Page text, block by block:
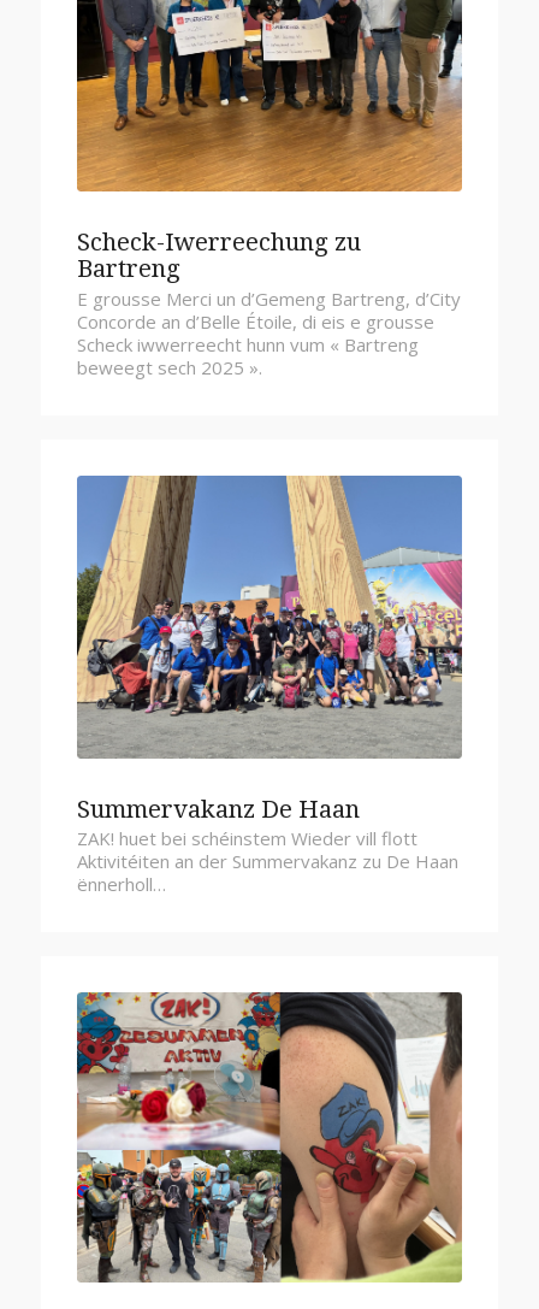
Scheck-Iwerreechung zu
Bartreng
E grousse Merci un d’Gemeng Bartreng, d’City
Concorde an d’Belle Étoile, di eis e grousse
Scheck iwwerreecht hunn vum « Bartreng
beweegt sech 2025 ».
Summervakanz De Haan
ZAK! huet bei schéinstem Wieder vill flott
Aktivitéiten an der Summervakanz zu De Haan
ënnerholl…